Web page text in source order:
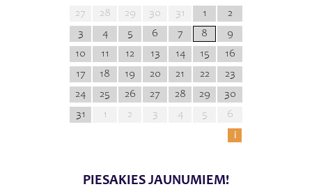
27
28 29 30 31 1
2
3
4 5 6 7 8
9
10
11 12 13 14 15
16
17
18 19 20 21 22
23
24
25 26 27 28 29
30
31
1 2 3 4 5
6
i
PIESAKIES JAUNUMIEM!